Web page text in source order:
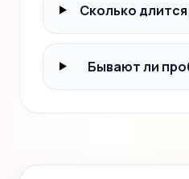
Сколько
Бывают ли